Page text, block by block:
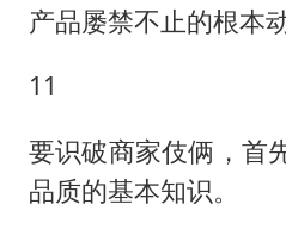
产品屡禁不止的根本动
11
要识破商家伎俩，首
品质的基本知识。